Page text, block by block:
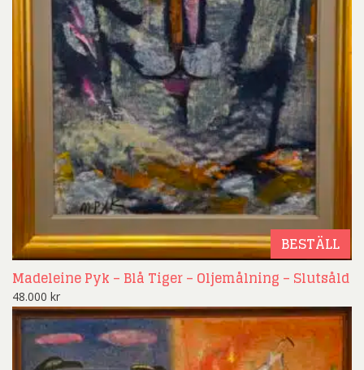
BESTÄLL
Madeleine Pyk – Blå Tiger – Oljemålning – Slutsåld
48.000 kr